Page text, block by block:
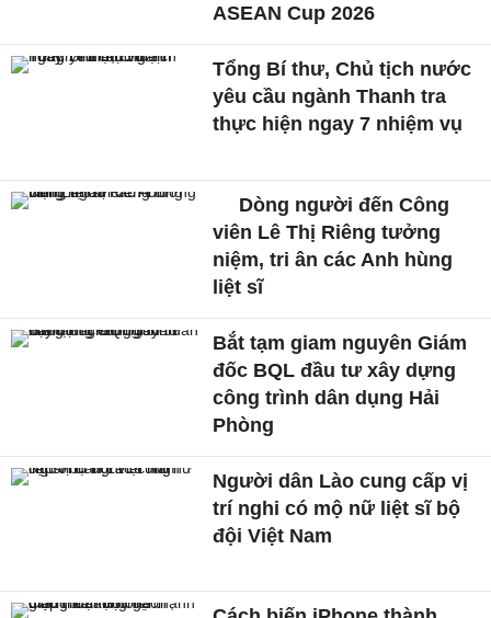
ASEAN Cup 2026
Tổng Bí thư, Chủ tịch nước
yêu cầu ngành Thanh tra
thực hiện ngay 7 nhiệm vụ
Dòng người đến Công
viên Lê Thị Riêng tưởng
niệm, tri ân các Anh hùng
liệt sĩ
Bắt tạm giam nguyên Giám
đốc BQL đầu tư xây dựng
công trình dân dụng Hải
Phòng
Người dân Lào cung cấp vị
trí nghi có mộ nữ liệt sĩ bộ
đội Việt Nam